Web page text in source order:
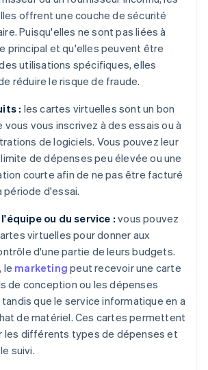
offrent une couche de sécurité
Puisqu'elles ne sont pas liées à
principal et qu'elles peuvent être
utilisations spécifiques, elles
réduire le risque de fraude.
: les cartes virtuelles sont un bon
vous vous inscrivez à des essais ou à
de logiciels. Vous pouvez leur
de dépenses peu élevée ou une
courte afin de ne pas être facturé
période d'essai.
ou du service : vous pouvez
virtuelles pour donner aux
d'une partie de leurs budgets.
le marketing peut recevoir une carte
de conception ou les dépenses
que le service informatique en a
de matériel. Ces cartes permettent
les différents types de dépenses et
suivi.